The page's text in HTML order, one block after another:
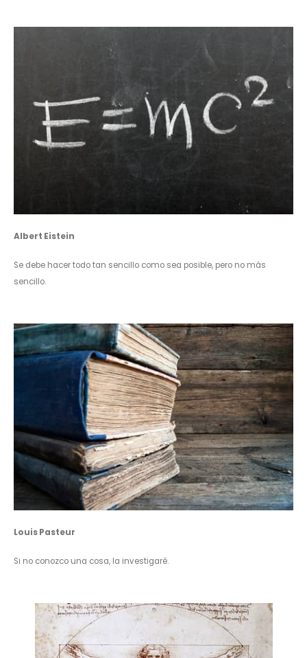
Albert Eistein
Se debe hacer todo tan sencillo como sea posible, pero no más
sencillo.
Louis Pasteur
Si no conozco una cosa, la investigaré.